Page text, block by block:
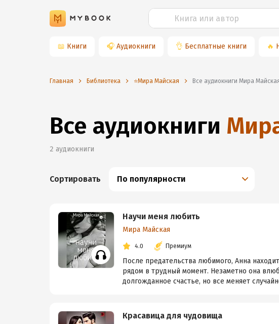
📖 Книги 🎧 Аудиокниги 👌 Бесплатные книги 🔥
Главная Библиотека ⭐️Мира Майская Все аудиокниги Мира
Все аудиокниги
2 аудиокниги
Сортировать По популярности
Научи меня любить
Мира Майская
4.0 Премиум
После предательства любимого, Анна
рядом в трудный момент. Незаметно она
долгожданное счастье, но все меняет
Красавица для чудовища